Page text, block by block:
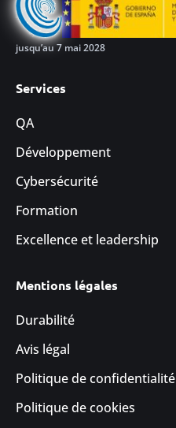
jusqu’au 7 mai 2028
Services
QA
Développement
Cybersécurité
Formation
Excellence et leadership
Mentions légales
Durabilité
Avis légal
Politique de confidentialité
Politique de cookies